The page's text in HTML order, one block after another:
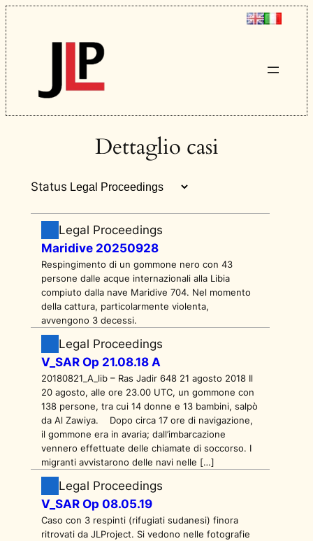
Dettaglio casi
Status
Legal Proceedings
Maridive 20250928
Respingimento di un gommone nero con 43
persone dalle acque internazionali alla Libia
compiuto dalla nave Maridive 704. Nel momento
della cattura, particolarmente violenta,
avvengono 3 decessi.
Legal Proceedings
V_SAR Op 21.08.18 A
20180821_A_lib – Ras Jadir 648 21 agosto 2018 Il
20 agosto, alle ore 23.00 UTC, un gommone con
138 persone, tra cui 14 donne e 13 bambini, salpò
da Al Zawiya. Dopo circa 17 ore di navigazione,
il gommone era in avaria; dall’imbarcazione
vennero effettuate delle chiamate di soccorso. I
migranti avvistarono delle navi nelle […]
Legal Proceedings
V_SAR Op 08.05.19
Caso con 3 respinti (rifugiati sudanesi) finora
ritrovati da JLProject. Si vedono nelle fotografie